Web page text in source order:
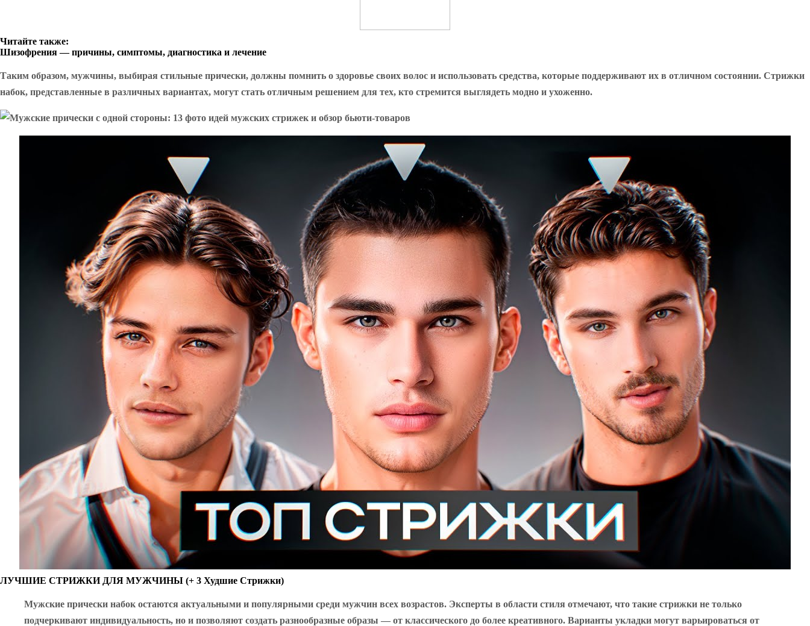
Читайте также:
Шизофрения — причины, симптомы, диагностика и лечение
Таким образом, мужчины, выбирая стильные прически, должны помнить о здоровье своих волос и использовать средства, которые поддерживают их в отличном состоянии. Стрижки
набок, представленные в различных вариантах, могут стать отличным решением для тех, кто стремится выглядеть модно и ухоженно.
ЛУЧШИЕ СТРИЖКИ ДЛЯ МУЖЧИНЫ (+ 3 Худшие Стрижки)
Мужские прически набок остаются актуальными и популярными среди мужчин всех возрастов. Эксперты в области стиля отмечают, что такие стрижки не только
подчеркивают индивидуальность, но и позволяют создать разнообразные образы — от классического до более креативного. Варианты укладки могут варьироваться от